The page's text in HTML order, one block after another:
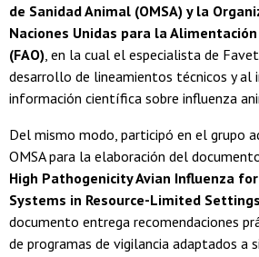
de Sanidad Animal (OMSA) y la
Naciones Unidas para la
(FAO), en la cual el especialista de
desarrollo de lineamientos técnicos y al
información científica sobre influenza
Del mismo modo, participó en el grupo
OMSA para la elaboración del
High Pathogenicity Avian Influenza
Systems in Resource-Limited
documento entrega recomendaciones
de programas de vigilancia adaptados a